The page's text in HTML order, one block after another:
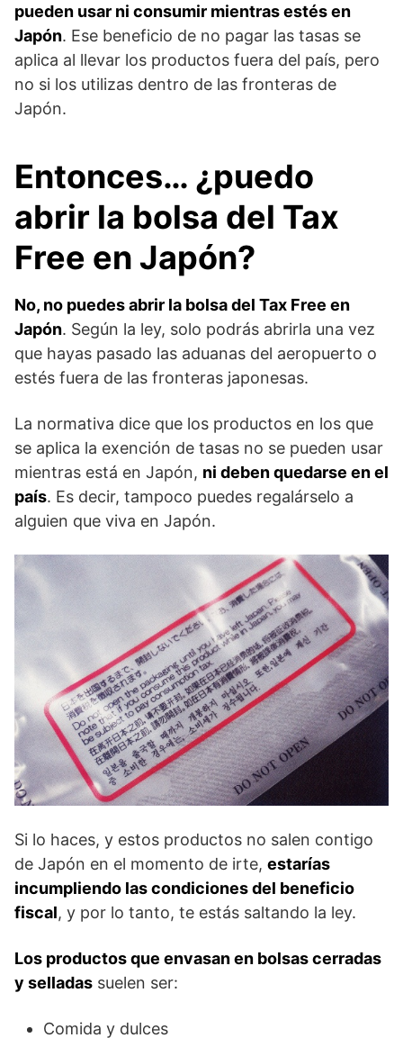
pueden usar ni consumir mientras estés en
Japón. Ese beneficio de no pagar las tasas se
aplica al llevar los productos fuera del país, pero
no si los utilizas dentro de las fronteras de
Japón.
Entonces… ¿puedo
abrir la bolsa del Tax
Free en Japón?
No, no puedes abrir la bolsa del Tax Free en
Japón. Según la ley, solo podrás abrirla una vez
que hayas pasado las aduanas del aeropuerto o
estés fuera de las fronteras japonesas.
La normativa dice que los productos en los que
se aplica la exención de tasas no se pueden usar
mientras está en Japón, ni deben quedarse en el
país. Es decir, tampoco puedes regalárselo a
alguien que viva en Japón.
Si lo haces, y estos productos no salen contigo
de Japón en el momento de irte, estarías
incumpliendo las condiciones del beneficio
fiscal, y por lo tanto, te estás saltando la ley.
Los productos que envasan en bolsas cerradas
y selladas suelen ser:
Comida y dulces